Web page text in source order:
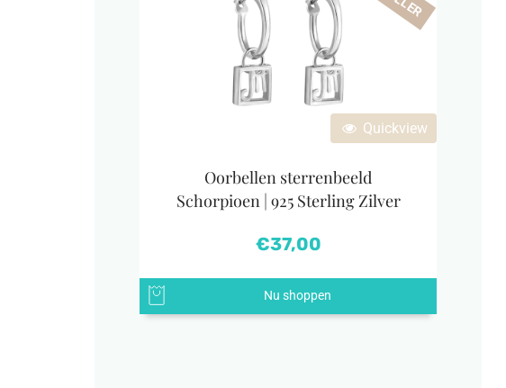
Quickview
Oorbellen sterrenbeeld
Schorpioen | 925 Sterling Zilver
€37,00
Nu shoppen